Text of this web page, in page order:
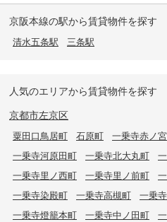
京阪本線の駅から賃貸物件を探す
清水五条駅 三条駅
人気のエリアから賃貸物件を探す
京都市左京区
粟田口鳥居町 石原町 一乗寺赤ノ
一乗寺河原田町
一乗寺北大丸町
一乗寺里ノ西町
一乗寺里ノ前町
一乗寺染殿町
一乗寺高槻町 一乗
一乗寺燈籠本町
一乗寺中ノ田町